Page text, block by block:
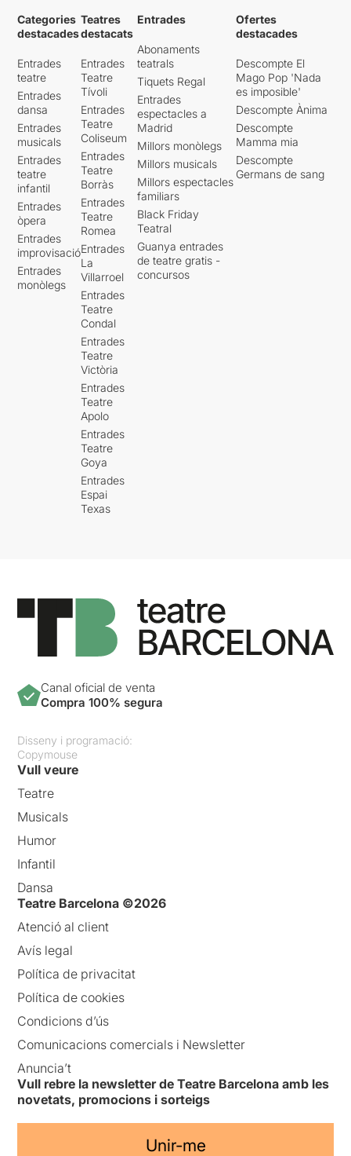
Categories
destacades
Entrades
teatre
Entrades
dansa
Entrades
musicals
Entrades
teatre
infantil
Entrades
òpera
Entrades
improvisació
Entrades
monòlegs
Teatres
destacats
Entrades
Teatre
Tívoli
Entrades
Teatre
Coliseum
Entrades
Teatre
Borràs
Entrades
Teatre
Romea
Entrades
La
Villarroel
Entrades
Teatre
Condal
Entrades
Teatre
Victòria
Entrades
Teatre
Apolo
Entrades
Teatre
Goya
Entrades
Espai
Texas
Entrades
Abonaments
teatrals
Tiquets Regal
Entrades
espectacles a
Madrid
Millors monòlegs
Millors musicals
Millors espectacles
familiars
Black Friday
Teatral
Guanya entrades
de teatre gratis -
concursos
Ofertes
destacades
Descompte El
Mago Pop 'Nada
es imposible'
Descompte Ànima
Descompte
Mamma mia
Descompte
Germans de sang
Canal oficial de venta
Compra 100% segura
Disseny i programació:
Copymouse
Vull veure
Teatre
Musicals
Humor
Infantil
Dansa
Teatre Barcelona ©2026
Atenció al client
Avís legal
Política de privacitat
Política de cookies
Condicions d’ús
Comunicacions comercials i Newsletter
Anuncia’t
Vull rebre la newsletter de Teatre Barcelona amb les
novetats, promocions i sorteigs
Unir-me